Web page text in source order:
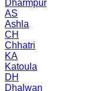
Dharmpur
AS
Ashla
CH
Chhatri
KA
Katoula
DH
Dhalwan